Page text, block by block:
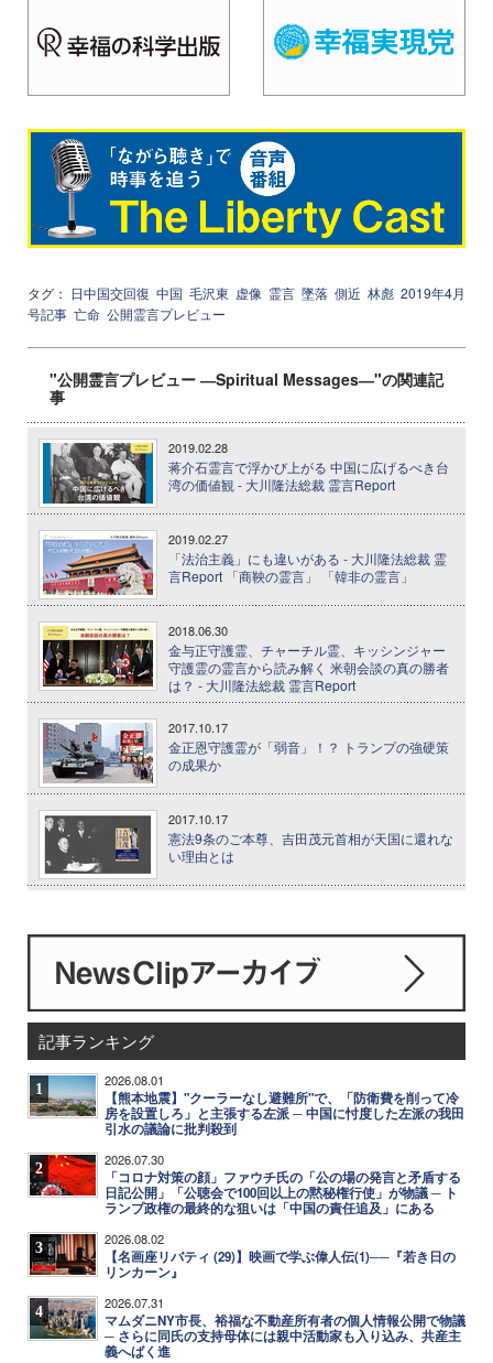
タグ： 日中国交回復 中国 毛沢東 虚像 霊言 墜落 側近 林彪 2019年4月
号記事 亡命 公開霊言プレビュー
"公開霊言プレビュー ―Spiritual Messages―"の関連記
事
2019.02.28
蒋介石霊言で浮かび上がる 中国に広げるべき台
湾の価値観 - 大川隆法総裁 霊言Report
2019.02.27
「法治主義」にも違いがある - 大川隆法総裁 霊
言Report 「商鞅の霊言」 「韓非の霊言」
2018.06.30
金与正守護霊、チャーチル霊、キッシンジャー
守護霊の霊言から読み解く 米朝会談の真の勝者
は？ - 大川隆法総裁 霊言Report
2017.10.17
金正恩守護霊が「弱音」！？ トランプの強硬策
の成果か
2017.10.17
憲法9条のご本尊、吉田茂元首相が天国に還れな
い理由とは
記事ランキング
1 2026.08.01
【熊本地震】"クーラーなし避難所"で、「防衛費を削って冷
房を設置しろ」と主張する左派 ─ 中国に忖度した左派の我田
引水の議論に批判殺到
2 2026.07.30
「コロナ対策の顔」ファウチ氏の「公の場の発言と矛盾する
日記公開」「公聴会で100回以上の黙秘権行使」が物議 ─ ト
ランプ政権の最終的な狙いは「中国の責任追及」にある
3 2026.08.02
【名画座リバティ (29)】映画で学ぶ偉人伝(1)──『若き日の
リンカーン』
4 2026.07.31
マムダニNY市長、裕福な不動産所有者の個人情報公開で物議
─ さらに同氏の支持母体には親中活動家も入り込み、共産主
義へばく進